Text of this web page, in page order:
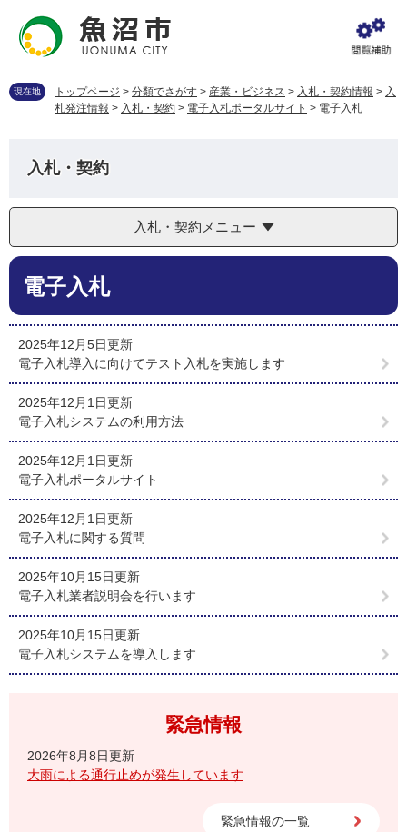
先
を現在地 トップページ > 分類でさがす > 産業・ビジネス > 入札・契約情報 > 入
札発注情報 > 入札・契約 > 電子入札ポータルサイト > 電子入札
入札・契約
入札・契約メニュー
本
電子入札
2025年12月5日更新
電子入札導入に向けてテスト入札を実施します
2025年12月1日更新
電子入札システムの利用方法
2025年12月1日更新
電子入札ポータルサイト
2025年12月1日更新
電子入札に関する質問
2025年10月15日更新
電子入札業者説明会を行います
2025年10月15日更新
電子入札システムを導入します
緊急情報
2026年8月8日更新
大雨による通行止めが発生しています
緊急情報の一覧